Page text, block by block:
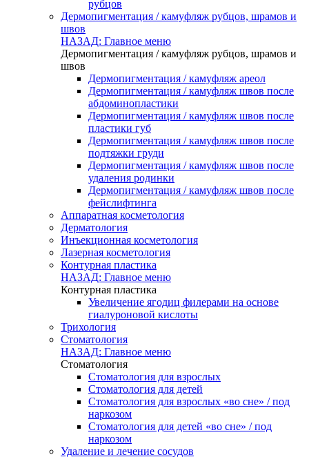
рубцов
Дермопигментация / камуфляж рубцов, шрамов и
швов
НАЗАД: Главное меню
Дермопигментация / камуфляж рубцов, шрамов и
швов
Дермопигментация / камуфляж ареол
Дермопигментация / камуфляж швов после
абдоминопластики
Дермопигментация / камуфляж швов после
пластики губ
Дермопигментация / камуфляж швов после
подтяжки груди
Дермопигментация / камуфляж швов после
удаления родинки
Дермопигментация / камуфляж швов после
фейслифтинга
Аппаратная косметология
Дерматология
Инъекционная косметология
Лазерная косметология
Контурная пластика
НАЗАД: Главное меню
Контурная пластика
Увеличение ягодиц филерами на основе
гиалуроновой кислоты
Трихология
Стоматология
НАЗАД: Главное меню
Стоматология
Стоматология для взрослых
Стоматология для детей
Стоматология для взрослых «во сне» / под
наркозом
Стоматология для детей «во сне» / под
наркозом
Удаление и лечение сосудов